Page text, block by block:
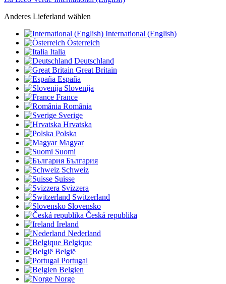
Anderes Lieferland wählen
International (English)
Österreich
Italia
Deutschland
Great Britain
España
Slovenija
France
România
Sverige
Hrvatska
Polska
Magyar
Suomi
България
Schweiz
Suisse
Svizzera
Switzerland
Slovensko
Česká republika
Ireland
Nederland
Belgique
België
Portugal
Belgien
Norge